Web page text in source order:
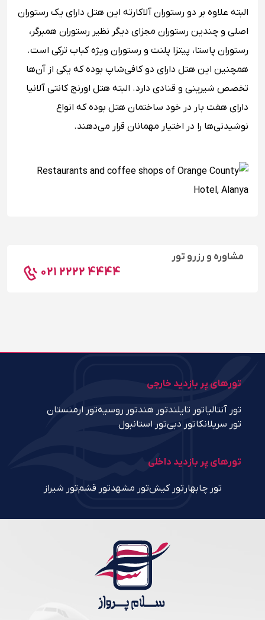
البته علاوه بر دو رستوران آلاکارته این هتل دارای یک رستوران
اصلی و چندین رستوران مجزای دیگر نظیر رستوران همبرگر،
رستوران پاستا، پیتزا پلنت و رستوران ویژه کباب ترکی است.
همچنین این هتل دارای دو کافی‌شاپ بوده که یکی از آن‌ها
تخصص شیرینی و قنادی دارد. البته هتل اورنج کانتی آلانیا
دارای هفت بار در خود ساختمان هتل بوده که انواع
نوشیدنی‌ها را در اختیار مهمانان قرار می‌دهند.
مشاوره و رزرو تور
021 2222 4444
تورهای پر بازدید خارجی
تور آنتالیاتور تایلندتور هندتور روسیهتور ارمنستان
تور سریلانکاتور دبیتور استانبول
تورهای پر بازدید داخلی
تور چابهار تور کیشتور مشهدتور قشمتور شیراز